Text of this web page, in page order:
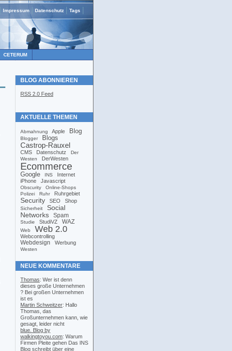
Impressum Datenschutz Tags
CETERUM
BLOG ABONNIEREN
RSS 2.0 Feed
AKTUELLE THEMEN
Abmahnung Apple Blog
Blogger Blogs
Castrop-Rauxel
CMS Datenschutz
Der
Westen
DerWesten
Ecommerce
Google INS
Internet
iPhone
Javascript
Obscurity
Online-Shops
Polizei
Ruhr Ruhrgebiet
Security SEO Shop
Sicherheit
Social
Networks
Spam
Studie StudiVZ WAZ
Web Web 2.0
Webcontrolling
Webdesign Werbung
Westen
NEUE KOMMENTARE
Thomas: Wer ist denn
dieses große Unternehmen
? Bei großen Unternehmen
ist es
Martin Schweitzer: Hallo
Thomas, das
Großunternehmen kann, wie
gesagt, leider nicht
blue. Blog by
walkingtoyou.com: Warum
Firmen Pleite gehen Das INS
Blog schreibt über eine